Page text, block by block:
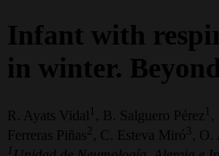
Infant with
in winter.
R. Ayats Vidal 1 , B. Salguero Pérez 1
Ferreras Piñas
, C. Esteva Miró 3 ,
1